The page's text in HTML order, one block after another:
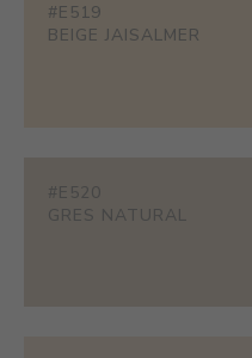
#E519
BEIGE JAISALMER
#E520
GRES NATURAL